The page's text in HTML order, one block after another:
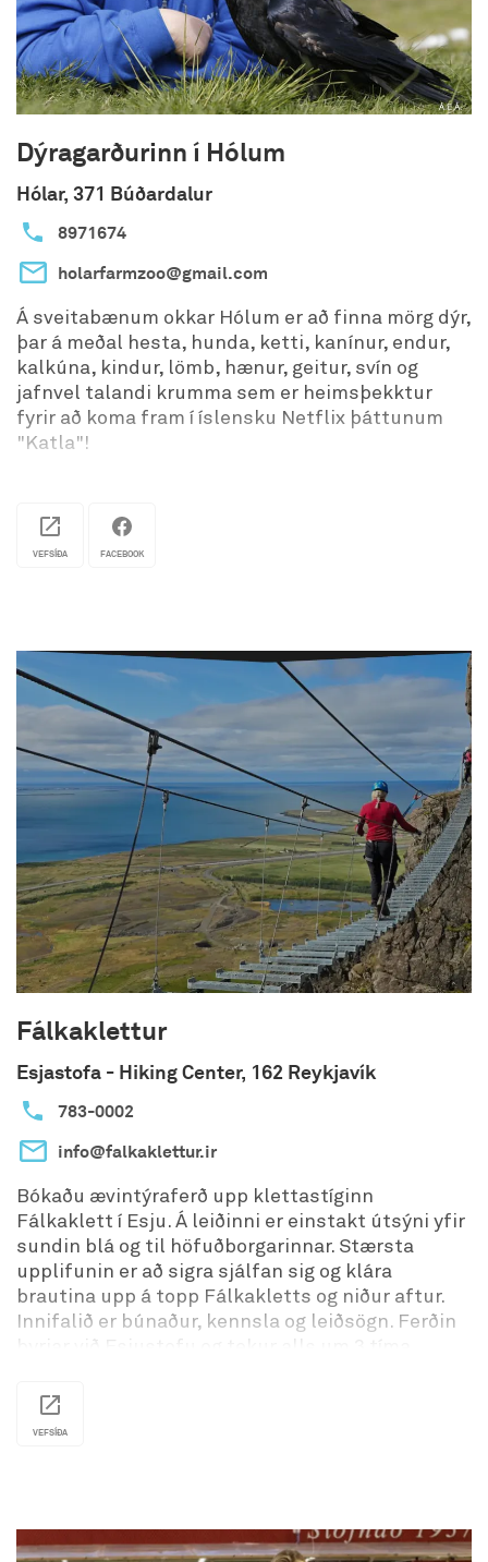
Dýragarðurinn í Hólum
Hólar, 371 Búðardalur
8971674
holarfarmzoo@gmail.com
Á sveitabænum okkar Hólum er að finna mörg dýr,
þar á meðal hesta, hunda, ketti, kanínur, endur,
kalkúna, kindur, lömb, hænur, geitur, svín og
jafnvel talandi krumma sem er heimsþekktur
fyrir að koma fram í íslensku Netflix þáttunum
"Katla"!
Opið 17. júní - 5. ágúst frá 11:00 til 16:00. Lokað á
VEFSÍÐA FACEBOOK
Fálkaklettur
Esjastofa - Hiking Center, 162 Reykjavík
783-0002
info@falkaklettur.ir
Bókaðu ævintýraferð upp klettastíginn
Fálkaklett í Esju. Á leiðinni er einstakt útsýni yfir
sundin blá og til höfuðborgarinnar. Stærsta
upplifunin er að sigra sjálfan sig og klára
brautina upp á topp Fálkakletts og niður aftur.
Innifalið er búnaður, kennsla og leiðsögn. Ferðin
sinn í Ölpunum, einkum á Ítalíu og í Austurríki, en
er nú vinsælt sport um allan heim. Lagðir eru
VEFSÍÐA